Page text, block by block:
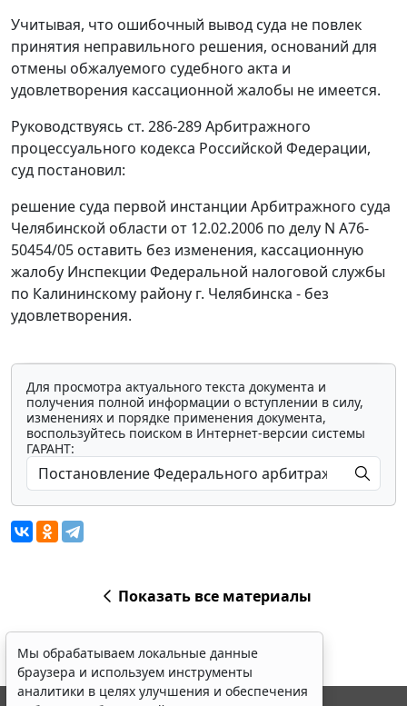
Учитывая, что ошибочный вывод суда не повлек
принятия неправильного решения, оснований для
отмены обжалуемого судебного акта и
удовлетворения кассационной жалобы не имеется.
Руководствуясь ст. 286-289Арбитражного
процессуального кодекса Российской Федерации,
суд постановил:
решение суда первой инстанции Арбитражного суда
Челябинской области от 12.02.2006 по делу N А76-
50454/05 оставить без изменения, кассационную
жалобу Инспекции Федеральной налоговой службы
по Калининскому району г. Челябинска - без
удовлетворения.
Для просмотра актуального текста документа и
получения полной информации о вступлении в силу,
изменениях и порядке применения документа,
воспользуйтесь поиском в Интернет-версии системы
ГАРАНТ:
Показать все материалы
Мы обрабатываем локальные данные
браузера и используем инструменты
аналитики в целях улучшения и обеспечения